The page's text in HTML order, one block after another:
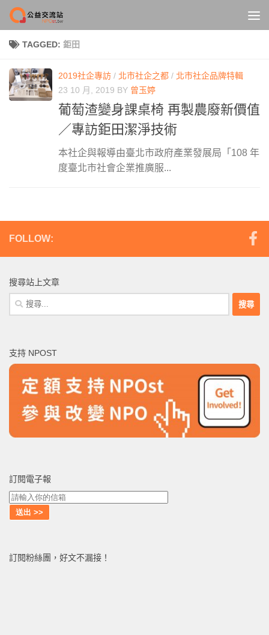
Skip to content
TAGGED: 鉅田
2019社企專訪 / 北市社企之都 / 北市社企品牌特輯
23 10 月, 2019 BY 曾玉婷
葡萄渣變身課桌椅 再製農廢新價值
／專訪鉅田潔淨技術
本社企與報導由臺北市政府產業發展局「108 年
度臺北市社會企業推廣服...
FOLLOW:
搜尋站上文章
搜
尋
字:
支持 NPOST
訂閱電子報
訂閱粉絲團，好文不漏接！